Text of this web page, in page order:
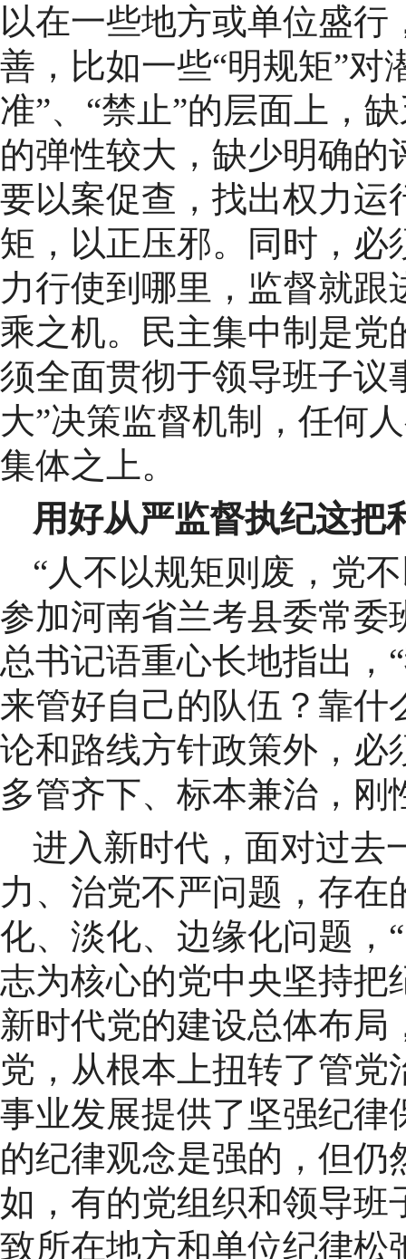
以在一些地方或单位盛
善，比如一些“明规矩”对
准”、“禁止”的层面上，
的弹性较大，缺少明确
要以案促查，找出权力运
矩，以正压邪。同时，必
力行使到哪里，监督就
乘之机。民主集中制是党
须全面贯彻于领导班子议
大”决策监督机制，任何
集体之上。
用好从严监督执纪这把
“人不以规矩则废，党
参加河南省兰考县委常委
总书记语重心长地指出，
来管好自己的队伍？靠什
论和路线方针政策外，必
多管齐下、标本兼治，刚
进入新时代，面对过去
力、治党不严问题，存
化、淡化、边缘化问题，
志为核心的党中央坚持把
新时代党的建设总体布
党，从根本上扭转了管
事业发展提供了坚强纪律
的纪律观念是强的，但
如，有的党组织和领导班
致所在地方和单位纪律松